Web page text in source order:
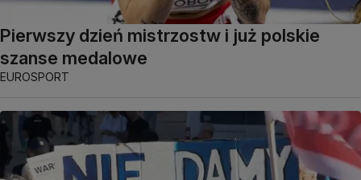
Pierwszy dzień mistrzostw i już polskie
szanse medalowe
EUROSPORT